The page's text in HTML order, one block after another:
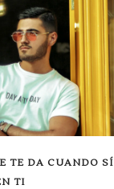
TE DA CUANDO SÍ
TI